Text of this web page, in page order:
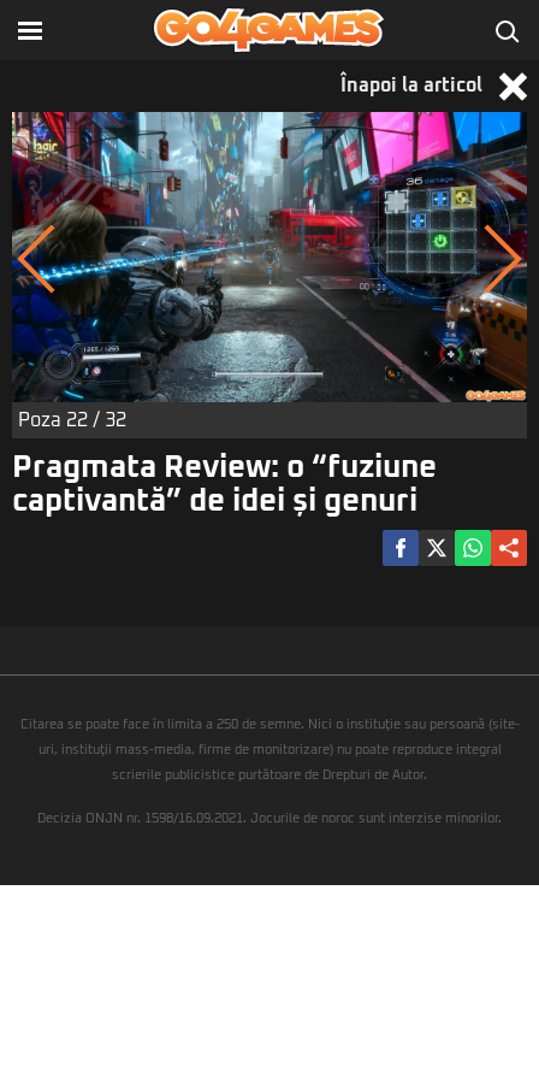
Înapoi la articol
Poza 22 / 32
Pragmata Review: o “fuziune
captivantă” de idei și genuri
Citarea se poate face în limita a 250 de semne. Nici o instituţie sau persoană (site-
uri, instituţii mass-media, firme de monitorizare) nu poate reproduce integral
scrierile publicistice purtătoare de Drepturi de Autor.
Decizia ONJN nr. 1598/16.09.2021. Jocurile de noroc sunt interzise minorilor.